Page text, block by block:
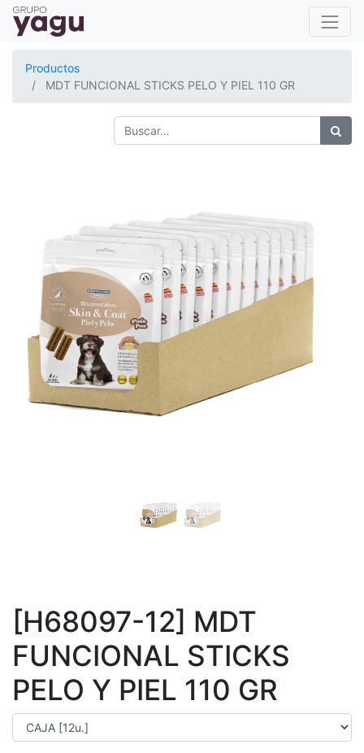
Productos
MDT FUNCIONAL STICKS PELO Y PIEL 110 GR
[H68097-12] MDT
FUNCIONAL STICKS
PELO Y PIEL 110 GR